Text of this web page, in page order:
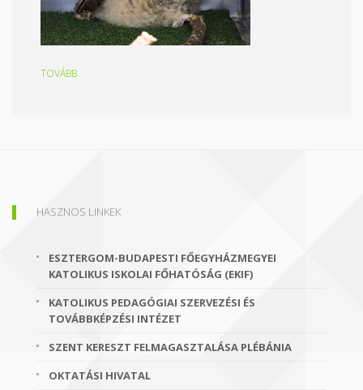
TOVÁBB
HASZNOS LINKEK
ESZTERGOM-BUDAPESTI FŐEGYHÁZMEGYEI
KATOLIKUS ISKOLAI FŐHATÓSÁG (EKIF)
KATOLIKUS PEDAGÓGIAI SZERVEZÉSI ÉS
TOVÁBBKÉPZÉSI INTÉZET
SZENT KERESZT FELMAGASZTALÁSA PLÉBÁNIA
OKTATÁSI HIVATAL